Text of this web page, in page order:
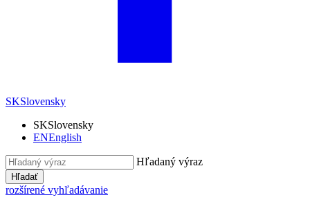
SKSlovensky
SKSlovensky
ENEnglish
Hľadaný výraz
Hľadať
rozšírené vyhľadávanie